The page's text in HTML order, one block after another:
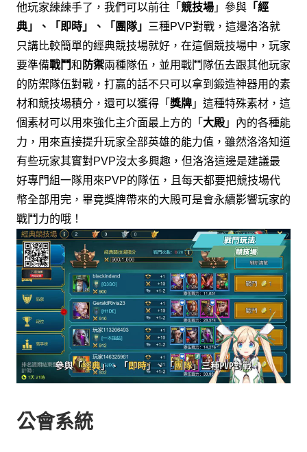
他玩家練練手了， 我們可以前往「 競技場 」 參與 「經
典」、「即時」、「團隊」 三種PVP對戰， 這邊洛洛就
只講比較簡單的經典競技場就好， 在這個競技場中，玩家
要準備戰鬥和 防禦兩種隊伍， 並用戰鬥隊伍去跟其他玩家
的防禦隊伍對戰， 打贏的話不只可以拿到鍛造神器用的素
材和競技場積分， 還可以獲得「 獎牌 」這種特殊素材， 這
個素材可以用來強化主介面最上方的「 大殿 」內的各種能
力， 用來直接提升玩家全部英雄的能力值， 雖然洛洛知道
有些玩家其實對PVP沒太多興趣， 但洛洛這邊是建議最
好專門組一隊用來PVP的隊伍， 且每天都要把競技場代
幣全部用完， 畢竟獎牌帶來的大殿可是會永續影響玩家的
戰鬥力的哦！
公會系統